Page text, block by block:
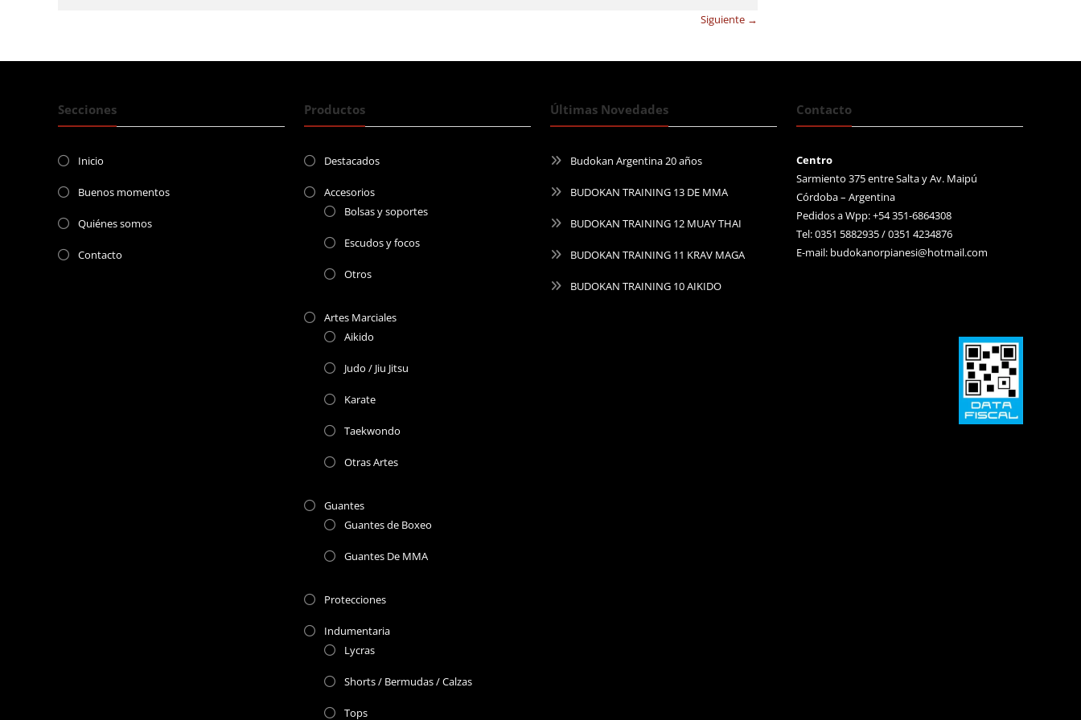
Siguiente →
Secciones
Inicio
Buenos momentos
Quiénes somos
Contacto
Productos
Destacados
Accesorios
Bolsas y soportes
Escudos y focos
Otros
Artes Marciales
Aikido
Judo / Jiu Jitsu
Karate
Taekwondo
Otras Artes
Guantes
Guantes de Boxeo
Guantes De MMA
Protecciones
Indumentaria
Lycras
Shorts / Bermudas / Calzas
Tops
Últimas Novedades
Budokan Argentina 20 años
BUDOKAN TRAINING 13 DE MMA
BUDOKAN TRAINING 12 MUAY THAI
BUDOKAN TRAINING 11 KRAV MAGA
BUDOKAN TRAINING 10 AIKIDO
Contacto
Centro
Sarmiento 375 entre Salta y Av. Maipú
Córdoba – Argentina
Pedidos a Wpp: +54 351-6864308
Tel: 0351 5882935 / 0351 4234876
E-mail: budokanorpianesi@hotmail.com